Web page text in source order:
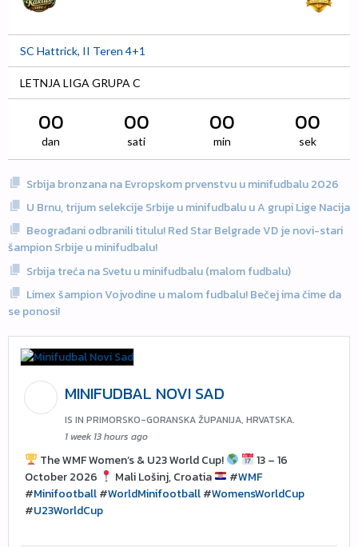
SC Hattrick, II Teren 4+1
LETNJA LIGA GRUPA C
00
dan
00
sati
00
min
00
sek
Srbija bronzana na Evropskom prvenstvu u minifudbalu 2026
U Brnu, trijum selekcije Srbije u minifudbalu u A grupi Lige Nacija
Beograđani odbranili titulu! Red Star Belgrade VD je novi-stari
šampion Srbije u minifudbalu!
Srbija treća na Svetu u minifudbalu (malom fudbalu)
Limex šampion Vojvodine u malom fudbalu! Bečej ima čime da
se ponosi!
MINIFUDBAL NOVI SAD
IS IN PRIMORSKO-GORANSKA ŽUPANIJA, HRVATSKA.
1 week 13 hours ago
The WMF Women’s & U23 World Cup!
13 – 16
October 2026
Mali Lošinj, Croatia #WMF
#Minifootball#WorldMinifootball#WomensWorldCup
#U23WorldCup